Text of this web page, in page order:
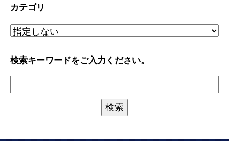
カテゴリ
検索キーワードをご入力ください。